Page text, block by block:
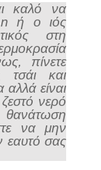
καλό να
ή ο ιός
στη
πίνετε
και
αλλά είναι
νερό
θανάτωση
να μην
εαυτό σας